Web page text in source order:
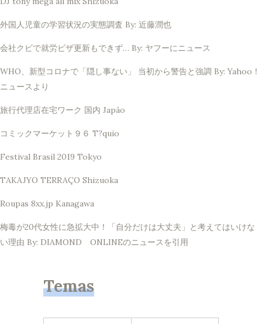
外国人児童の学習状況の実態調査 By: 近藤潤也
会社クビで就労ビザ更新もできず… By: ヤフーにニュース
WHO、新型コロナで「隠し事ない」 当初から警告と強調 By: Yahoo！
ニュースより
旅行代理店在宅ワーク 国内 Japão
コミックマーケット９６ T?quio
Festival Brasil 2019 Tokyo
TAKAJYO TERRAÇO Shizuoka
Roupas 8xx.jp Kanagawa
梅毒が20代女性に急拡大中！「自分だけは大丈夫」と考えてはいけな
い理由 By: DIAMOND ONLINEのニュースを引用
Temas